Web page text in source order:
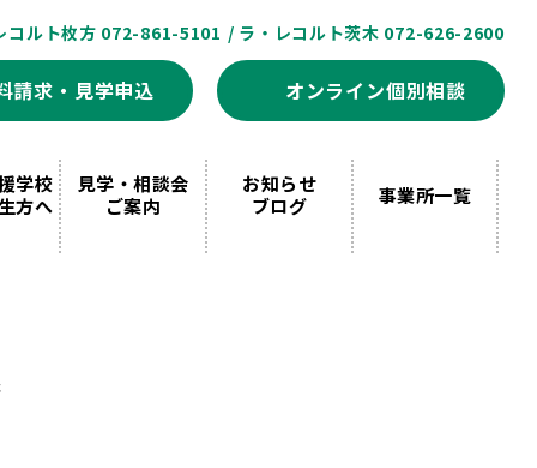
コルト枚方 072-861-5101 / ラ・レコルト茨木 072-626-2600
請求・見学申込 オンライン個別相談
学校
方へ
見学・相談会
ご案内
お知らせ
ブログ
事業所一覧